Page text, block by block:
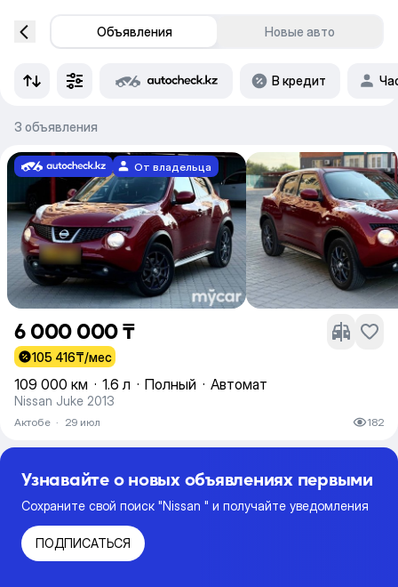
Объявления Новые авто
В кредит
3 объявления
От владельца
6 000 000 ₸
105 416₸/мес
109 000 км · 1.6 л · Полный · Автомат
Nissan Juke 2013
Актобе · 29 июл 182
Узнавайте о новых объявлениях первыми
Сохраните свой поиск "Nissan " и получайте уведомления
ПОДПИСАТЬСЯ